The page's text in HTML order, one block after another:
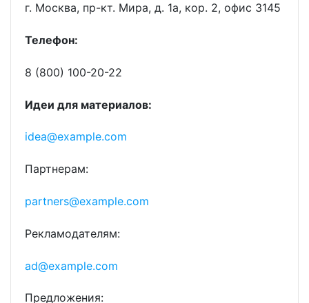
г. Москва, пр-кт. Мира, д. 1а, кор. 2, офис 3145
Телефон:
8 (800) 100-20-22
Идеи для материалов:
idea@example.com
Партнерам:
partners@example.com
Рекламодателям:
ad@example.com
Предложения: